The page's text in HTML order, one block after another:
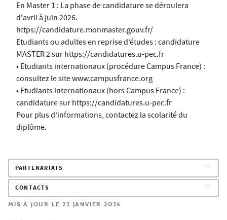
En Master 1 : La phase de candidature se déroulera
d'avril à juin 2026.
https://candidature.monmaster.gouv.fr/
Etudiants ou adultes en reprise d’études : candidature
MASTER 2 sur https://candidatures.u-pec.fr
• Etudiants internationaux (procédure Campus France) :
consultez le site www.campusfrance.org
• Etudiants internationaux (hors Campus France) :
candidature sur https://candidatures.u-pec.fr
Pour plus d’informations, contactez la scolarité du
diplôme.
PARTENARIATS
CONTACTS
MIS À JOUR LE 22 JANVIER 2026